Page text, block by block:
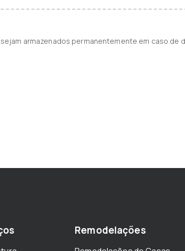
armazenados permanentemente em caso de
Remodelações